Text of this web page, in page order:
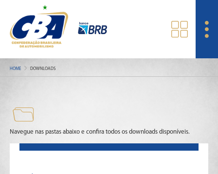
HOME DOWNLOADS
Navegue nas pastas abaixo e confira todos os downloads disponíveis.